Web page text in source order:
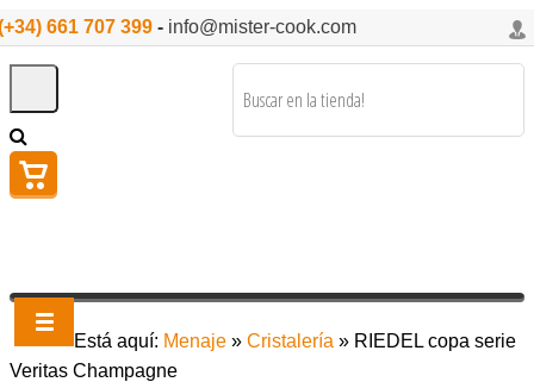
661 707 399 - info@mister-cook.com
Está aquí: Menaje » Cristalería » RIEDEL copa serie
Veritas Champagne